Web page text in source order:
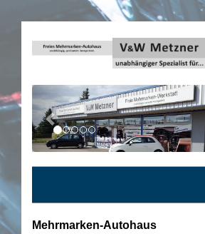
Previous
Mehrmarken-Autohaus